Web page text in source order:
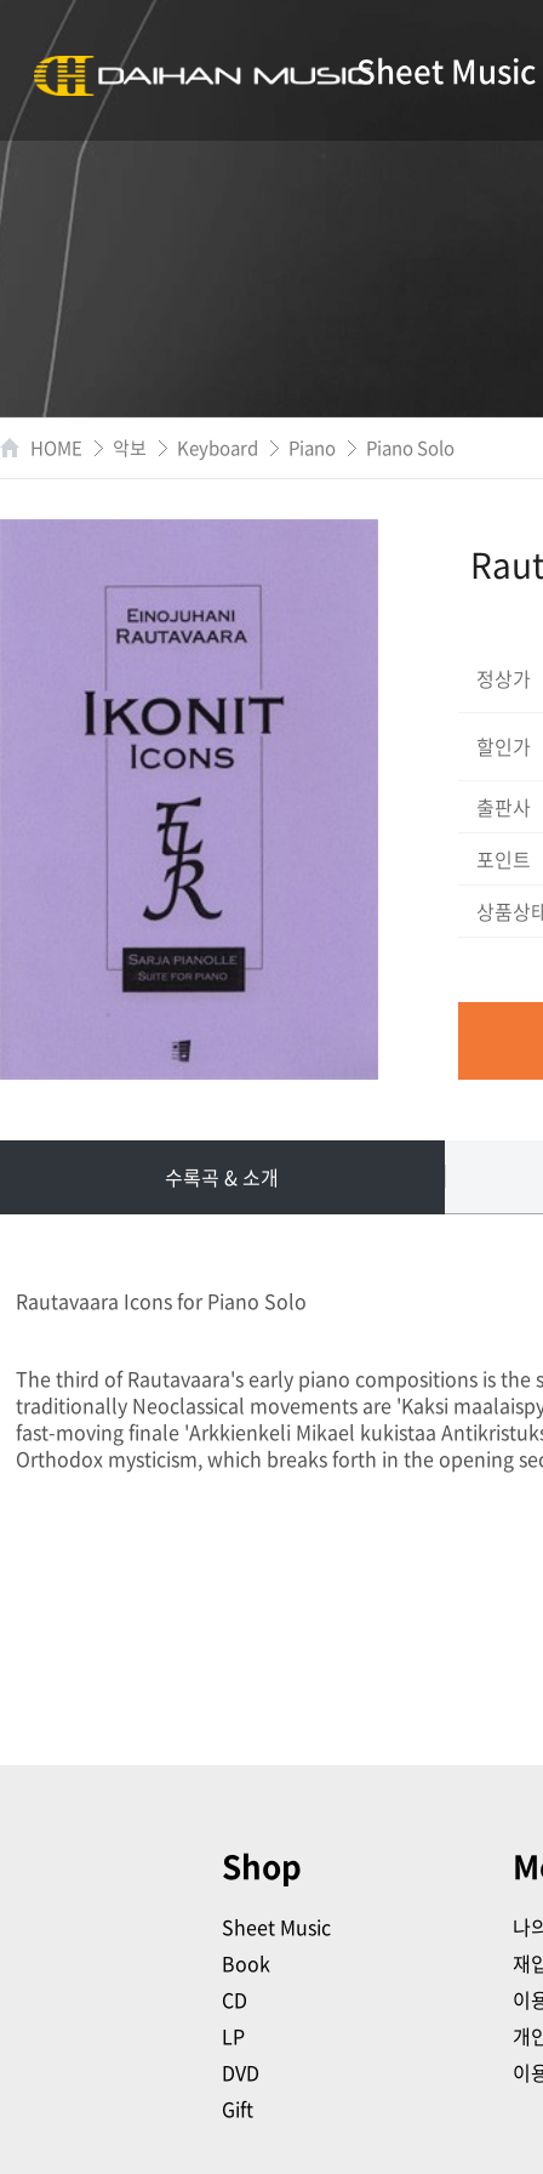
Sheet Music
HOME 악보 Keyboard Piano Piano Solo
정상가
할인가
출판사
포인트
상품상
수록곡 & 소개
Rautavaara Icons for Piano Solo
The third of Rautavaara's early piano compositions is
traditionally Neoclassical movements are 'Kaksi
fast-moving finale 'Arkkienkeli Mikael kukistaa
Orthodox mysticism, which breaks forth in the opening
Shop
Sheet Music
Book
CD
LP
DVD
Gift
나
재
이
개
이